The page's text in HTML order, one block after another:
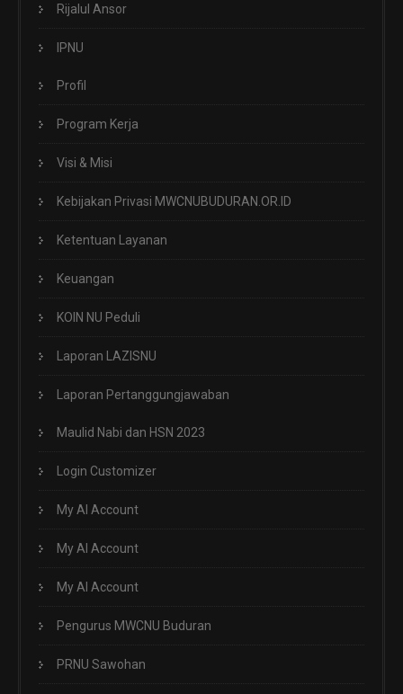
Rijalul Ansor
IPNU
Profil
Program Kerja
Visi & Misi
Kebijakan Privasi MWCNUBUDURAN.OR.ID
Ketentuan Layanan
Keuangan
KOIN NU Peduli
Laporan LAZISNU
Laporan Pertanggungjawaban
Maulid Nabi dan HSN 2023
Login Customizer
My AI Account
My AI Account
My AI Account
Pengurus MWCNU Buduran
PRNU Sawohan